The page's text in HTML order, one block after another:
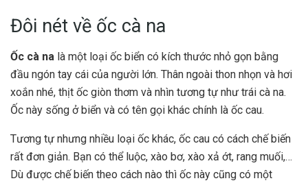
Đôi nét về ốc cà na
Ốc cà na là một loại ốc biển có kích thước nhỏ gọn bằng
đầu ngón tay cái của người lớn. Thân ngoài thon nhọn và hơi
xoắn nhé, thịt ốc giòn thơm và nhìn tương tự như trái cà na.
Ốc này sống ở biển và có tên gọi khác chính là ốc cau.
Tương tự nhưng nhiều loại ốc khác, ốc cau có cách chế biến
rất đơn giản. Bạn có thể luộc, xào bơ, xào xả ớt, rang muối,…
Dù được chế biến theo cách nào thì ốc này cũng có một